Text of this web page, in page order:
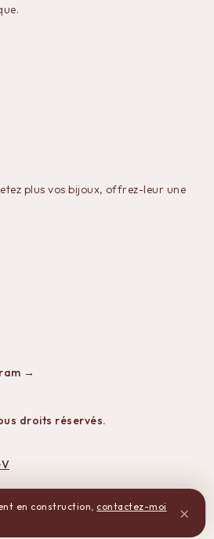
plus vos bijoux, offrez-leur une
→
droits réservés.
en construction, contactez-moi
×